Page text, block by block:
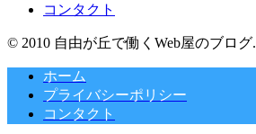
コンタクト
© 2010 自由が丘で働くWeb屋のブログ.
ホーム
プライバシーポリシー
コンタクト